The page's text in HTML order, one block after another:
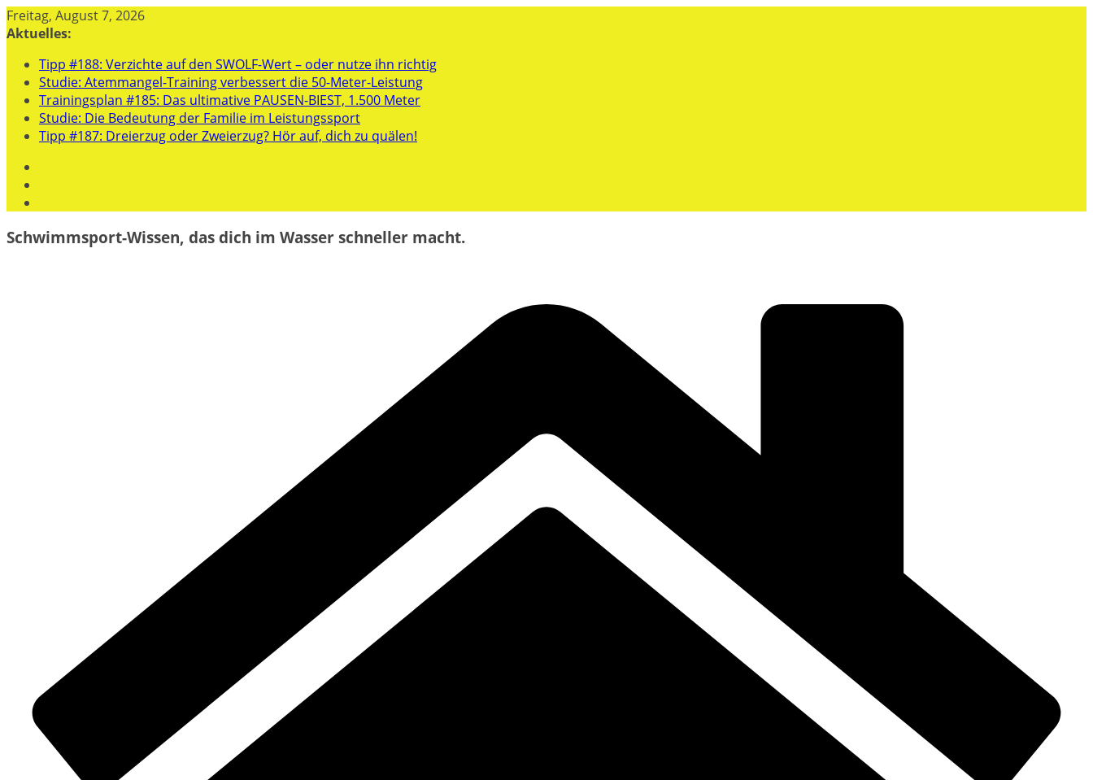
Zum
Inhalt
Freitag, August 7, 2026
Aktuelles:
Tipp #188: Verzichte auf den SWOLF-Wert – oder nutze ihn richtig
Studie: Atemmangel-Training verbessert die 50-Meter-Leistung
Trainingsplan #185: Das ultimative PAUSEN-BIEST, 1.500 Meter
Studie: Die Bedeutung der Familie im Leistungssport
Tipp #187: Dreierzug oder Zweierzug? Hör auf, dich zu quälen!
Schwimmsport-Wissen, das dich im Wasser schneller macht.